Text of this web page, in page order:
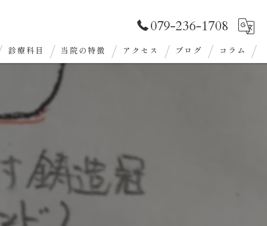
079-236-1708
診療科目 当院の特徴
ホワイトニング
定期検診
アクセス ブログ コラム